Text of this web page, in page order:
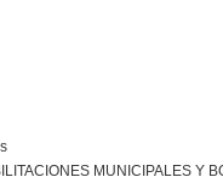
MUNICIPALES Y